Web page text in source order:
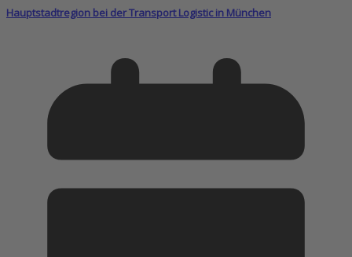
Hauptstadtregion bei der Transport Logistic in München